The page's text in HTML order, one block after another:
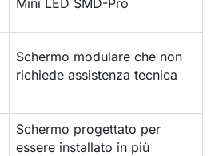
Schermo modulare che non
richiede assistenza tecnica
Schermo progettato per
essere installato in più